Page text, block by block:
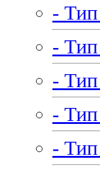
-
-
-
-
-